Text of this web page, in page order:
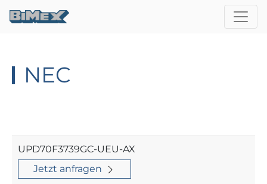
NEC
UPD70F3739GC-UEU-AX
Jetzt anfragen